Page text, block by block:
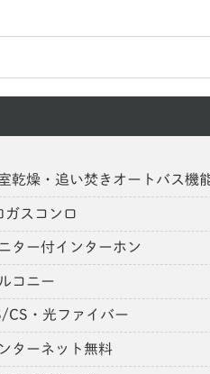
乾燥・追い焚きオートバス機
ガスコンロ
ター付インターホン
コニー
CS・光ファイバー
ターネット無料